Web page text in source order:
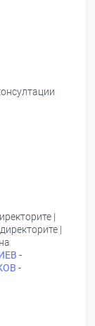
|
|
-
-